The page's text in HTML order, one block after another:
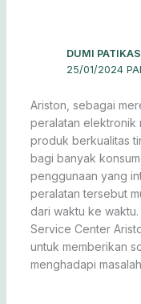
DUMI
25/01/2024
Ariston, sebagai
peralatan elektronik
produk berkualitas
bagi banyak
penggunaan yang
peralatan tersebut
dari waktu ke
Service Center
untuk memberikan
menghadapi